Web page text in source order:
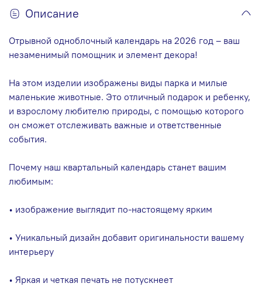
Описание
Отрывной одноблочный календарь на 2026 год – ваш
незаменимый помощник и элемент декора!
На этом изделии изображены виды парка и милые
маленькие животные. Это отличный подарок и ребенку,
и взрослому любителю природы, с помощью которого
он сможет отслеживать важные и ответственные
события.
Почему наш квартальный календарь станет вашим
любимым:
• изображение выглядит по-настоящему ярким
• Уникальный дизайн добавит оригинальности вашему
интерьеру
• Яркая и четкая печать не потускнеет